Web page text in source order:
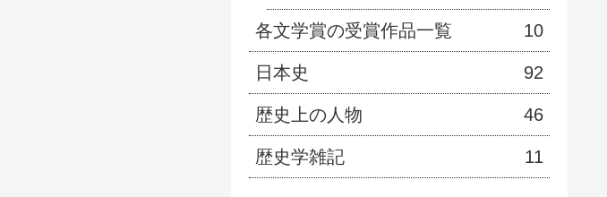
各文学賞の受賞作品一覧 10
日本史 92
歴史上の人物 46
歴史学雑記 11